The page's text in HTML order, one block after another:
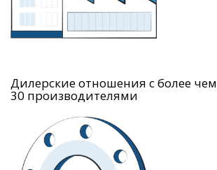
Дилерские отношения с более чем
30 производителями